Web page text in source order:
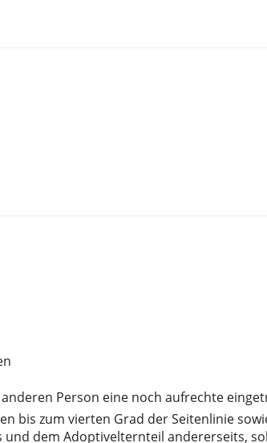
Person eine noch aufrechte
bis zum vierten Grad der Seitenlinie
dem Adoptivelternteil andererseits,